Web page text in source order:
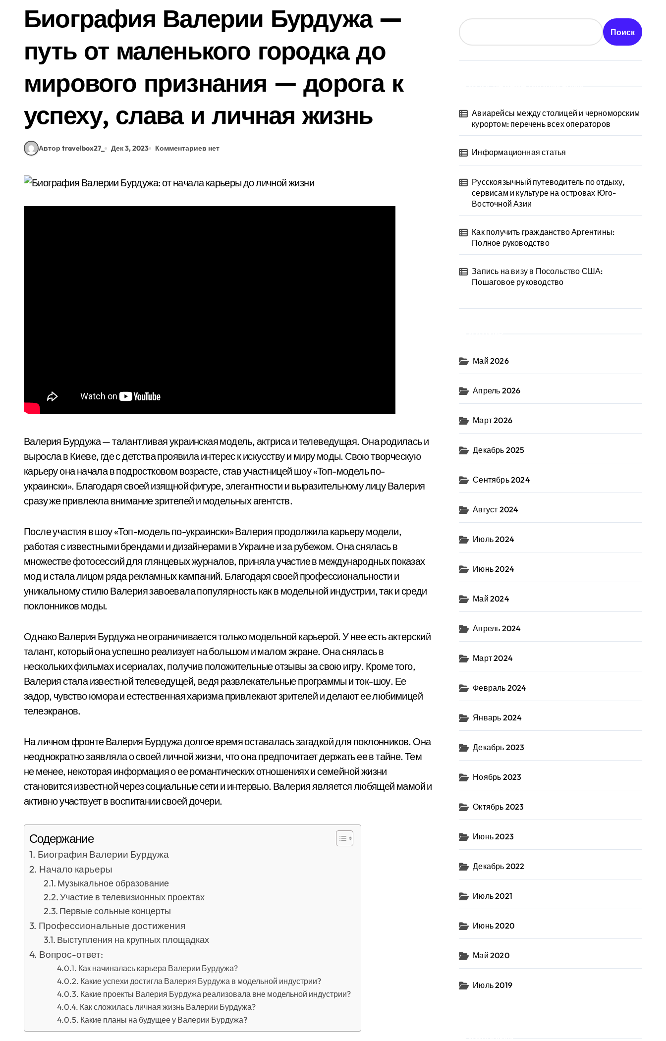
Биография Валерии Бурдужа —
путь от маленького городка до
мирового признания — дорога к
успеху, слава и личная жизнь
Автор travelbox27_ Дек 3, 2023 Комментариев нет
Валерия Бурдужа — талантливая украинская модель, актриса и телеведущая. Она родилась и
выросла в Киеве, где с детства проявила интерес к искусству и миру моды. Свою творческую
карьеру она начала в подростковом возрасте, став участницей шоу «Топ-модель по-
украински». Благодаря своей изящной фигуре, элегантности и выразительному лицу Валерия
сразу же привлекла внимание зрителей и модельных агентств.
После участия в шоу «Топ-модель по-украински» Валерия продолжила карьеру модели,
работая с известными брендами и дизайнерами в Украине и за рубежом. Она снялась в
множестве фотосессий для глянцевых журналов, приняла участие в международных показах
мод и стала лицом ряда рекламных кампаний. Благодаря своей профессиональности и
уникальному стилю Валерия завоевала популярность как в модельной индустрии, так и среди
поклонников моды.
Однако Валерия Бурдужа не ограничивается только модельной карьерой. У нее есть актерский
талант, который она успешно реализует на большом и малом экране. Она снялась в
нескольких фильмах и сериалах, получив положительные отзывы за свою игру. Кроме того,
Валерия стала известной телеведущей, ведя развлекательные программы и ток-шоу. Ее
задор, чувство юмора и естественная харизма привлекают зрителей и делают ее любимицей
телеэкранов.
На личном фронте Валерия Бурдужа долгое время оставалась загадкой для поклонников. Она
неоднократно заявляла о своей личной жизни, что она предпочитает держать ее в тайне. Тем
не менее, некоторая информация о ее романтических отношениях и семейной жизни
становится известной через социальные сети и интервью. Валерия является любящей мамой и
активно участвует в воспитании своей дочери.
Содержание
Биография Валерии Бурдужа
Начало карьеры
Музыкальное образование
Участие в телевизионных проектах
Первые сольные концерты
Профессиональные достижения
Выступления на крупных площадках
Вопрос-ответ:
Как начиналась карьера Валерии Бурдужа?
Какие успехи достигла Валерия Бурдужа в модельной индустрии?
Какие проекты Валерия Бурдужа реализовала вне модельной индустрии?
Как сложилась личная жизнь Валерии Бурдужа?
Какие планы на будущее у Валерии Бурдужа?
Поиск
Авиарейсы между столицей и черноморским
курортом: перечень всех операторов
Информационная статья
Русскоязычный путеводитель по отдыху,
сервисам и культуре на островах Юго-
Восточной Азии
Как получить гражданство Аргентины:
Полное руководство
Запись на визу в Посольство США:
Пошаговое руководство
Май 2026
Апрель 2026
Март 2026
Декабрь 2025
Сентябрь 2024
Август 2024
Июль 2024
Июнь 2024
Май 2024
Апрель 2024
Март 2024
Февраль 2024
Январь 2024
Декабрь 2023
Ноябрь 2023
Октябрь 2023
Июнь 2023
Декабрь 2022
Июль 2021
Июнь 2020
Май 2020
Июль 2019